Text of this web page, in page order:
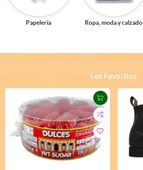
Papelería Ropa, moda y calzado
Los Favoritos